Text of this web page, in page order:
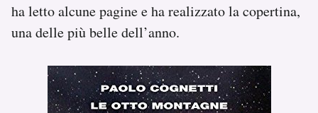
ha letto alcune pagine e ha realizzato la copertina,
una delle più belle dell’anno.